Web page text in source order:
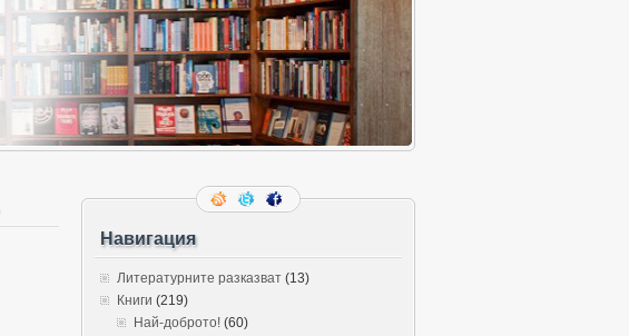
Навигация
Литературните разказват (13)
Книги (219)
Най-доброто! (60)